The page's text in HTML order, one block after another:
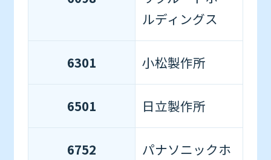
ルディングス
6301 小松製作所
6501 日立製作所
6752
パナソニックホ